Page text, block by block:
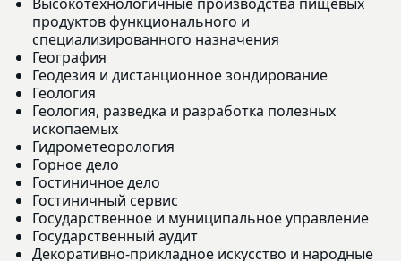
продуктов функционального и
специализированного назначения
География
Геодезия и дистанционное зондирование
Геология
Геология, разведка и разработка полезных
ископаемых
Гидрометеорология
Горное дело
Гостиничное дело
Гостиничный сервис
Государственное и муниципальное управление
Государственный аудит
Декоративно-прикладное искусство и народные